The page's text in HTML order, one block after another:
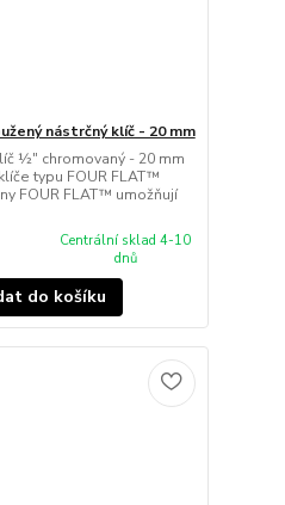
nástrčný klíč - 20 mm
½″ chromovaný - 20 mm
typu FOUR FLAT™
FOUR FLAT™ umožňují
Centrální sklad 4-10
dnů
do košíku